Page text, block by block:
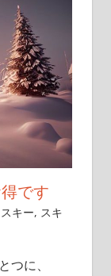
です
スキー, スキ
に、